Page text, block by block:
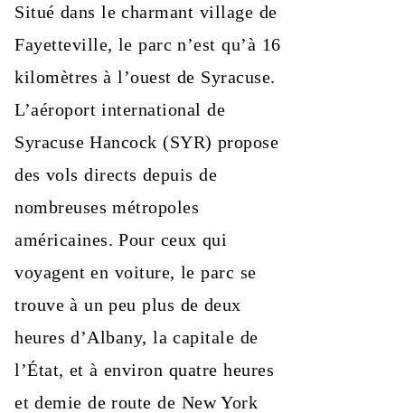
Situé dans le charmant village de
Fayetteville, le parc n’est qu’à 16
kilomètres à l’ouest de Syracuse.
L’aéroport international de
Syracuse Hancock (SYR) propose
des vols directs depuis de
nombreuses métropoles
américaines. Pour ceux qui
voyagent en voiture, le parc se
trouve à un peu plus de deux
heures d’Albany, la capitale de
l’État, et à environ quatre heures
et demie de route de New York